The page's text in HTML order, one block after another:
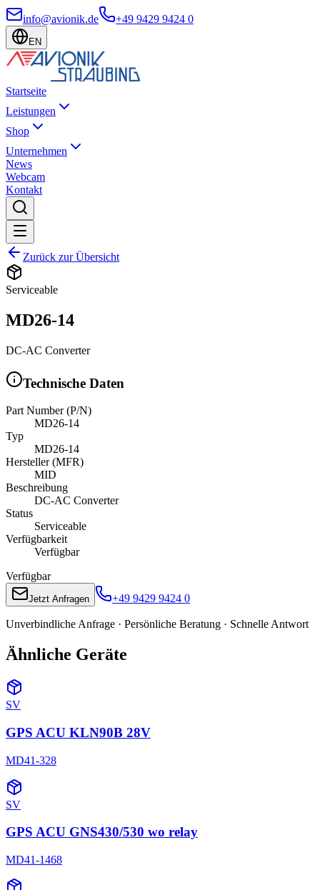
info@avionik.de +49 9429 9424 0
EN
Startseite
Leistungen
Shop
Unternehmen
News
Webcam
Kontakt
Zurück zur Übersicht
Serviceable
MD26-14
DC-AC Converter
Technische Daten
Part Number (P/N)
MD26-14
Typ
MD26-14
Hersteller (MFR)
MID
Beschreibung
DC-AC Converter
Status
Serviceable
Verfügbarkeit
Verfügbar
Verfügbar
Jetzt Anfragen +49 9429 9424 0
Unverbindliche Anfrage · Persönliche Beratung · Schnelle Antwort
Ähnliche Geräte
SV
GPS ACU KLN90B 28V
MD41-328
SV
GPS ACU GNS430/530 wo relay
MD41-1468